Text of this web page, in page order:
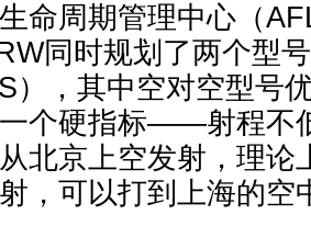
命周期管理中心（
同时规划了两个型
），其中空对空型号
个硬指标——射程不
北京上空发射，理论
，可以打到上海的空